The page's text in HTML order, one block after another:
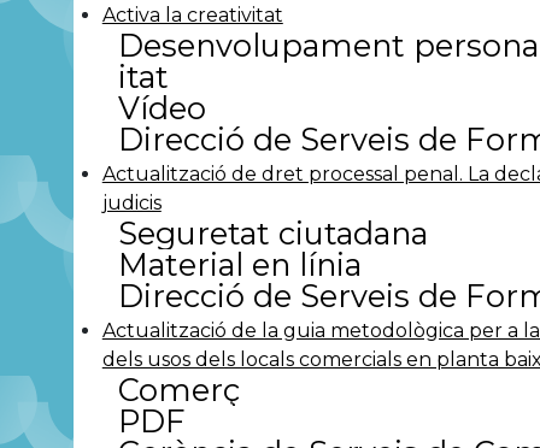
Activa la creativitat
Desenvolupament
itat
Vídeo
Direcció de Serveis de
Actualització de dret processal penal. La
judicis
Seguretat ciutadana
Material en línia
Direcció de Serveis de
Actualització de la guia metodològica per a
dels usos dels locals comercials en planta
Comerç
PDF